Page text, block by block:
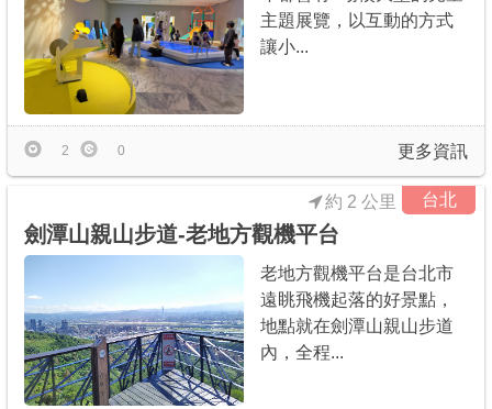
主題展覽，以互動的方式
讓小...
更多資訊
2 0
台北
劍潭山親山步道-老地方觀機平台
約 2 公里
老地方觀機平台是台北市
遠眺飛機起落的好景點，
地點就在劍潭山親山步道
內，全程...